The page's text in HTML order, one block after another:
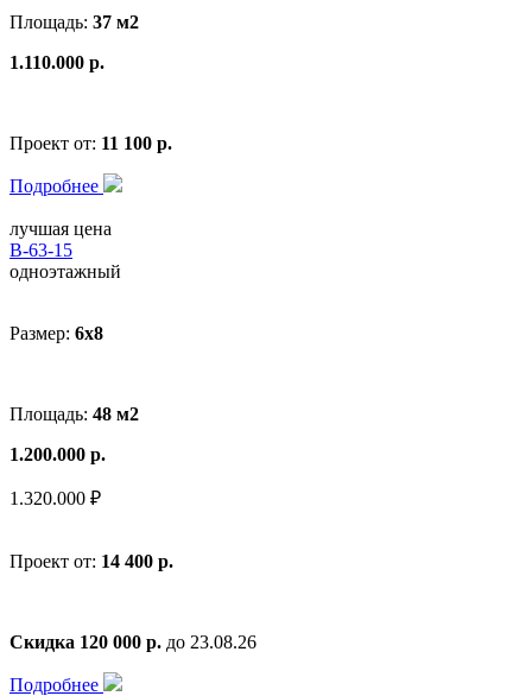
Площадь: 37 м2
1.110.000 р.
Проект от: 11 100 р.
Подробнее
лучшая цена
В-63-15
одноэтажный
Размер: 6x8
Площадь: 48 м2
1.200.000 р.
1.320.000 ₽
Проект от: 14 400 р.
Скидка 120 000 р. до 23.08.26
Подробнее